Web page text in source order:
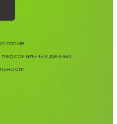
cookie
данных